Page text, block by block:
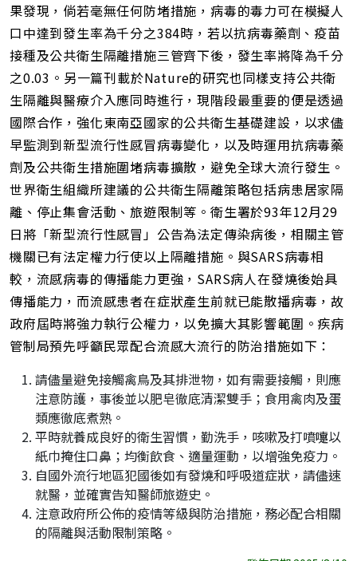
果發現，倘若毫無任何防堵措施，病毒的毒力可在模擬人
口中達到發生率為千分之384時，若以抗病毒藥劑、疫苗
接種及公共衛生隔離措施三管齊下後，發生率將降為千分
之0.03。另一篇刊載於Nature的研究也同樣支持公共衛
生隔離與醫療介入應同時進行，現階段最重要的便是透過
國際合作，強化東南亞國家的公共衛生基礎建設，以求儘
早監測到新型流行性感冒病毒變化，以及時運用抗病毒藥
劑及公共衛生措施圍堵病毒擴散，避免全球大流行發生。
世界衛生組織所建議的公共衛生隔離策略包括病患居家隔
離、停止集會活動、旅遊限制等。衛生署於93年12月29
日將「新型流行性感冒」公告為法定傳染病後，相關主管
機關已有法定權力行使以上隔離措施。與SARS病毒相
較，流感病毒的傳播能力更強，SARS病人在發燒後始具
傳播能力，而流感患者在症狀產生前就已能散播病毒，故
政府屆時將強力執行公權力，以免擴大其影響範圍。疾病
管制局預先呼籲民眾配合流感大流行的防治措施如下：
請儘量避免接觸禽鳥及其排泄物，如有需要接觸，則應
注意防護，事後並以肥皂徹底清潔雙手；食用禽肉及蛋
類應徹底煮熟。
平時就養成良好的衛生習慣，勤洗手，咳嗽及打噴嚏以
紙巾掩住口鼻；均衡飲食、適量運動，以增強免疫力。
自國外流行地區犯國後如有發燒和呼吸道症狀，請儘速
就醫，並確實告知醫師旅遊史。
注意政府所公佈的疫情等級與防治措施，務必配合相關
的隔離與活動限制策略。